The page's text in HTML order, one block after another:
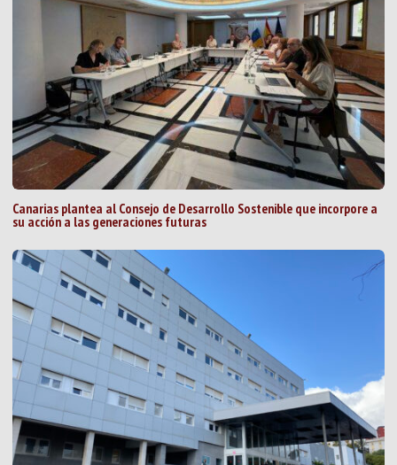
Canarias plantea al Consejo de Desarrollo Sostenible que incorpore a
su acción a las generaciones futuras